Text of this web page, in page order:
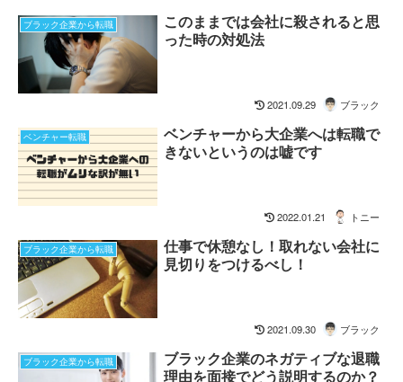
ブラック企業から転職
このままでは会社に殺されると思
った時の対処法
2021.09.29 ブラック
ベンチャー転職
ベンチャーから大企業へは転職で
きないというのは嘘です
2022.01.21 トニー
ブラック企業から転職
仕事で休憩なし！取れない会社に
見切りをつけるべし！
2021.09.30 ブラック
ブラック企業から転職
ブラック企業のネガティブな退職
理由を面接でどう説明するのか？